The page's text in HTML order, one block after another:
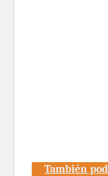
También